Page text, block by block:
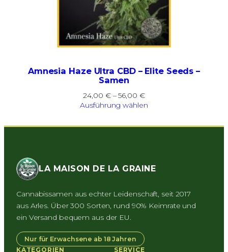
Amnesia Haze Ultra CBD – Elite Seeds –
Samen
24,00 € –56,00 €Preisspanne:
24,00 €
56,00 €
Ausführung wählen
LA MAISON DE LA GRAINE
Cannabissamen aus echter Leidenschaft, seit 2017
aus Arles. Über 300 Sorten, rund 90% Keimrate und
ein Versand bequem aus der EU.
Nur für Erwachsene ab 18 Jahren
KATEGORIEN
SERVICE